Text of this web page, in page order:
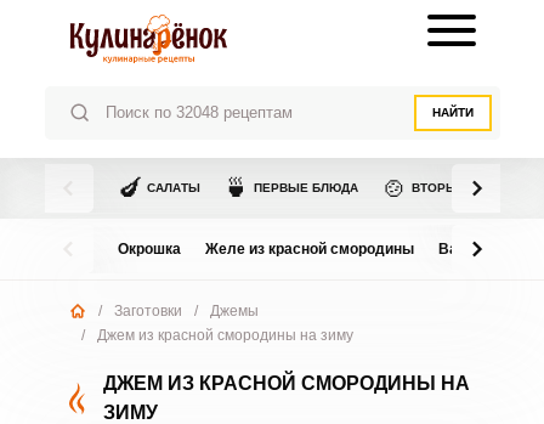
НАЙТИ
🍆 САЛАТЫ 🍵 ПЕРВЫЕ БЛЮДА 🍲 ВТОРЫЕ БЛЮДА
Окрошка Желе из красной смородины Варенье из
/ Заготовки /
Джемы
/
Джем из красной смородины на зиму
ДЖЕМ ИЗ КРАСНОЙ СМОРОДИНЫ НА
ЗИМУ